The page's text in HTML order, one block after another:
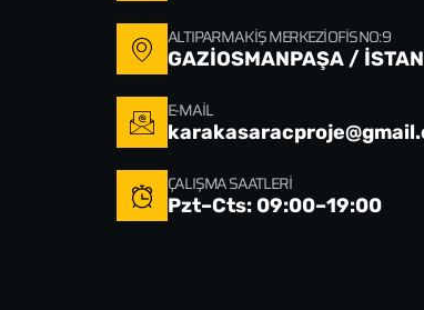
ALTIPARMAK İŞ MERKEZI OFIS NO: 9
GAZİOSMANPAŞA /
E-MAIL
ÇALIŞMA SAATLERI
Pzt–Cts: 09:00–19:00